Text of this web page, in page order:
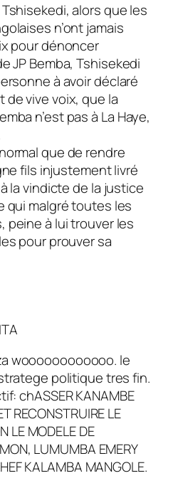
alors que les
n’ont jamais
pour dénoncer
JP Bemba, Tshisekedi
à avoir déclaré
de vive voix, que la
n’est pas à La Haye,
que de rendre
fils injustement livré
la vindicte de la justice
qui malgré toutes les
peine à lui trouver les
pour prouver sa
woooooooooooo. le
politique tres fin.
chASSER KANAMBE
RECONSTRUIRE LE
LE MODELE DE
LUMUMBA EMERY
KALAMBA MANGOLE.